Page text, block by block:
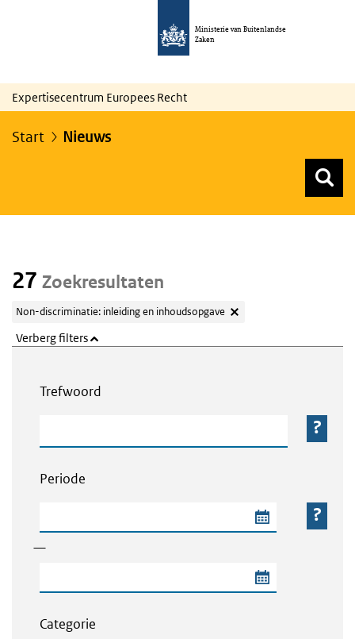
Ministerie van Buitenlandse
Zaken
Expertisecentrum Europees Recht
Start Nieuws
27 Zoekresultaten
Non-discriminatie: inleiding en inhoudsopgave
Verberg filters
Trefwoord
Periode
—
Categorie